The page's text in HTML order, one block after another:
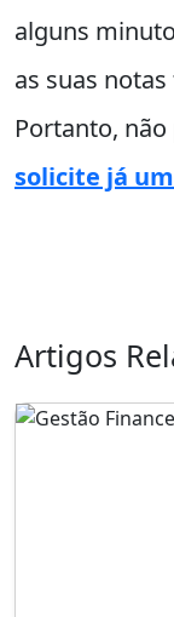
alguns
as suas
Portanto,
solicite já
Artigos